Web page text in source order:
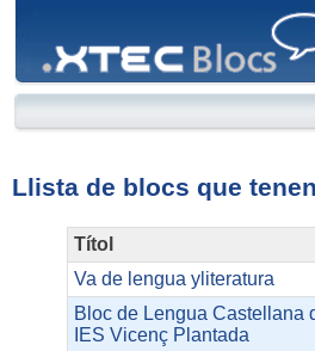
Llista de blocs que
Títol
Va de lengua yliteratura
Bloc de Lengua Castellana
IES Vicenç Plantada